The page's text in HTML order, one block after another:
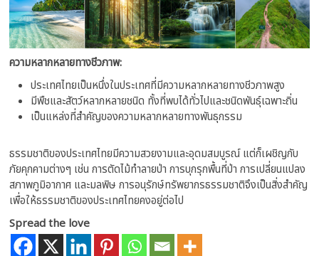
ความหลากหลายทางชีวภาพ:
ประเทศไทยเป็นหนึ่งในประเทศที่มีความหลากหลายทางชีวภาพสูง
มีพืชและสัตว์หลากหลายชนิด ทั้งที่พบได้ทั่วไปและชนิดพันธุ์เฉพาะถิ่น
เป็นแหล่งที่สำคัญของความหลากหลายทางพันธุกรรม
ธรรมชาติของประเทศไทยมีความสวยงามและอุดมสมบูรณ์ แต่ก็เผชิญกับ
ภัยคุกคามต่างๆ เช่น การตัดไม้ทำลายป่า การบุกรุกพื้นที่ป่า การเปลี่ยนแปลง
สภาพภูมิอากาศ และมลพิษ การอนุรักษ์ทรัพยากรธรรมชาติจึงเป็นสิ่งสำคัญ
เพื่อให้ธรรมชาติของประเทศไทยคงอยู่ต่อไป
Spread the love